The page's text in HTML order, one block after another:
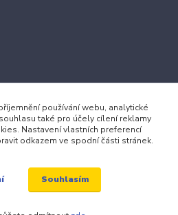
používání webu, analytické
také pro účely cílení reklamy
Nastavení vlastních preferencí
odkazem ve spodní části stránek.
Souhlasím